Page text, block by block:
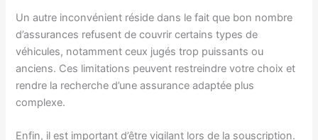
Un autre inconvénient réside dans le fait que bon nombre
d’assurances refusent de couvrir certains types de
véhicules, notamment ceux jugés trop puissants ou
anciens. Ces limitations peuvent restreindre votre choix et
rendre la recherche d’une assurance adaptée plus
complexe.
Enfin, il est important d’être vigilant lors de la souscription.